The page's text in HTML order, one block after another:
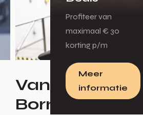
Profiteer van
maximaal € 30
korting p/m
Meer
informatie
Van
Born